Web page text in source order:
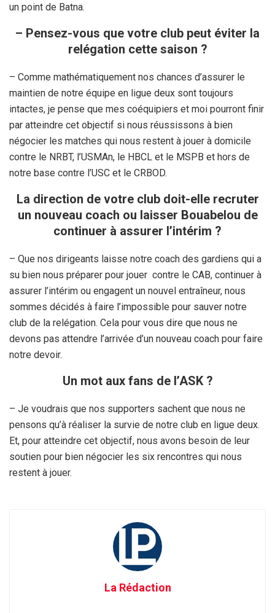
un point de Batna.
– Pensez-vous que votre club peut éviter la
relégation cette saison ?
– Comme mathématiquement nos chances d’assurer le
maintien de notre équipe en ligue deux sont toujours
intactes, je pense que mes coéquipiers et moi pourront finir
par atteindre cet objectif si nous réussissons à bien
négocier les matches qui nous restent à jouer à domicile
contre le NRBT, l’USMAn, le HBCL et le MSPB et hors de
notre base contre l’USC et le CRBOD.
La direction de votre club doit-elle recruter
un nouveau coach ou laisser Bouabelou de
continuer à assurer l’intérim ?
– Que nos dirigeants laisse notre coach des gardiens qui a
su bien nous préparer pour jouer contre le CAB, continuer à
assurer l’intérim ou engagent un nouvel entraîneur, nous
sommes décidés à faire l’impossible pour sauver notre
club de la relégation. Cela pour vous dire que nous ne
devons pas attendre l’arrivée d’un nouveau coach pour faire
notre devoir.
Un mot aux fans de l’ASK ?
– Je voudrais que nos supporters sachent que nous ne
pensons qu’à réaliser la survie de notre club en ligue deux.
Et, pour atteindre cet objectif, nous avons besoin de leur
soutien pour bien négocier les six rencontres qui nous
restent à jouer.
La Rédaction